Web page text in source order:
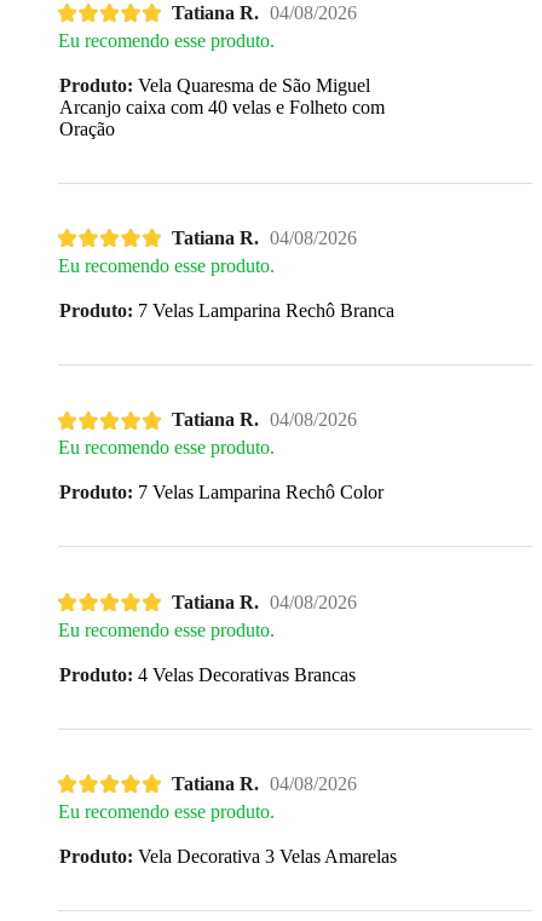
Tatiana R. 04/08/2026
Eu recomendo esse produto.
Produto: Vela Quaresma de São Miguel
Arcanjo caixa com 40 velas e Folheto com
Oração
Tatiana R. 04/08/2026
Eu recomendo esse produto.
Produto: 7 Velas Lamparina Rechô Branca
Tatiana R. 04/08/2026
Eu recomendo esse produto.
Produto: 7 Velas Lamparina Rechô Color
Tatiana R. 04/08/2026
Eu recomendo esse produto.
Produto: 4 Velas Decorativas Brancas
Tatiana R. 04/08/2026
Eu recomendo esse produto.
Produto: Vela Decorativa 3 Velas Amarelas